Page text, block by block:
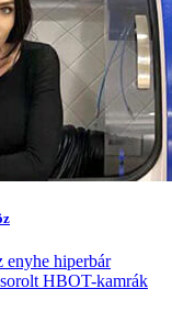
enyhe hiperbár
HBOT-kamrák